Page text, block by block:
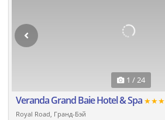
1 / 24
Veranda Grand Baie Hotel & Spa ★★★
Royal Road, Гранд-Бэй